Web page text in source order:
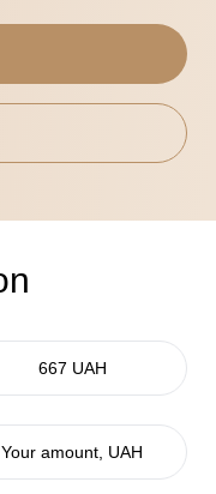
667 UAH
Your amount, UAH